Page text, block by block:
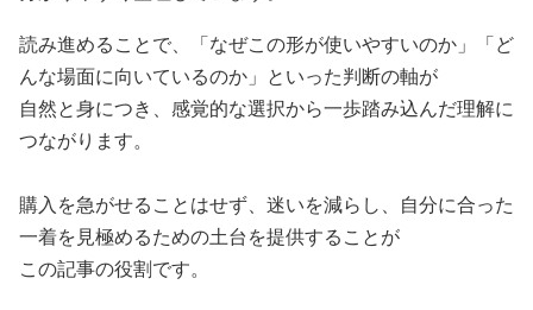
読み進めることで、「なぜこの形が使いやすいのか」「ど
んな場面に向いているのか」といった判断の軸が
自然と身につき、感覚的な選択から一歩踏み込んだ理解に
つながります。
購入を急がせることはせず、迷いを減らし、自分に合った
一着を見極めるための土台を提供することが
この記事の役割です。